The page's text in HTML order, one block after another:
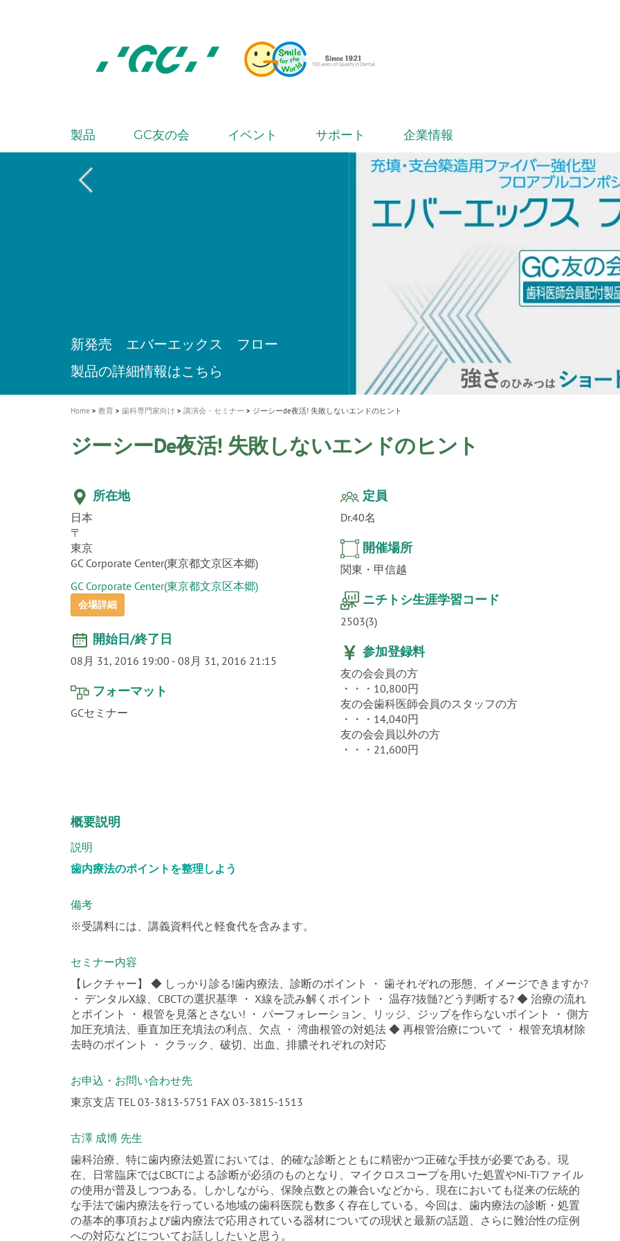
会
社
ー
M
t
i
o
n
製品 GC友の会 イベント サポート 企業情報
A healthy smile greatly contributes to your
quality of life
新発売 エバーエックス フロー
製品の詳細情報はこちら
「セラスマート テクノロジーブック」公
開
「イニシャル LiSi（リジ）ブロック テクノ
ロジーブック」公開
歯を内部まで白くする
医療ホワイトニング ティオン®
新製品 イオム ナゴミ for DH
専用サイトはこちら
新製品バキュクレーブ 118 / 318 Prime
製品の詳細情報はこちら
インプラント Aadva®
ショートインプラント新発売
GCグループ企業
Home 教育 歯科専門家向け 講演会・セミナー ジーシーde夜活! 失敗しないエンドのヒント
ジーシーde夜活! 失敗しないエンドのヒント
所在地
日本
〒
東京
GC Corporate Center(東京都文京区本郷)
GC Corporate Center(東京都文京区本郷)
会場詳細
開始日/終了日
08月 31, 2016 19:00 - 08月 31, 2016 21:15
フォーマット
GCセミナー
定員
Dr.40名
開催場所
関東・甲信越
ニチトシ生涯学習コード
2503(3)
参加登録料
友の会会員の方
・・・10,800円
友の会歯科医師会員のスタッフの方
・・・14,040円
友の会会員以外の方
・・・21,600円
概要説明
説明
歯内療法のポイントを整理しよう
備考
※受講料には、講義資料代と軽食代を含みます。
セミナー内容
【レクチャー】 ◆ しっかり診る!歯内療法、診断のポイント ・ 歯それぞれの形態、イメージできますか?
・ デンタルX線、CBCTの選択基準 ・ X線を読み解くポイント ・ 温存?抜髄?どう判断する? ◆ 治療の流れ
とポイント ・ 根管を見落とさない! ・ パーフォレーション、リッジ、ジップを作らないポイント ・ 側方
加圧充填法、垂直加圧充填法の利点、欠点 ・ 湾曲根管の対処法 ◆ 再根管治療について ・ 根管充填材除
去時のポイント ・ クラック、破切、出血、排膿それぞれの対応
お申込・お問い合わせ先
東京支店 TEL 03-3813-5751 FAX 03-3815-1513
古澤 成博 先生
歯科治療、特に歯内療法処置においては、的確な診断とともに精密かつ正確な手技が必要である。現
在、日常臨床ではCBCTによる診断が必須のものとなり、マイクロスコープを用いた処置やNi-Tiファイル
の使用が普及しつつある。しかしながら、保険点数との兼合いなどから、現在においても従来の伝統的
な手法で歯内療法を行っている地域の歯科医院も数多く存在している。今回は、歯内療法の診断・処置
の基本的事項および歯内療法で応用されている器材についての現状と最新の話題、さらに難治性の症例
への対応などについてお話ししたいと思う。